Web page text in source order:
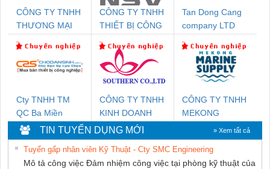
CÔNG TY TNHH
THƯƠNG MẠI
THUẬT ĐIỆN CƠ
GIA HƯNG PHÁT
CÔNG TY TNHH
THIẾT BỊ CÔNG
SETSUBI VIỆT
NAM
Tan Dong Cang
company LTD
Cty TNHH TM
QC Ba Miền
CÔNG TY TNHH
KINH DOANH
DỊCH VỤ XNK
PHƯƠNG NAM
CÔNG TY TNHH
MEKONG
SUPPLY
TIN TUYỂN DỤNG MỚI » Xem tất cả
Tuyển gấp nhân viên Kỹ Thuật - Cty SMC Engineering
Mô tả công việc Đảm nhiệm công việc tại phòng kỹ thuật của